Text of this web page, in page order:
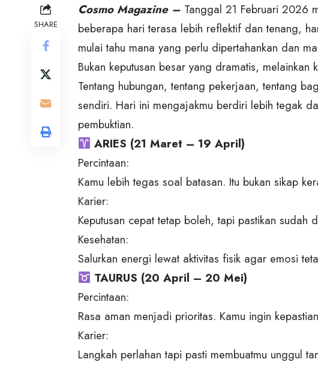
SHARE
Cosmo Magazine – Tanggal 21 Februari 2026
beberapa hari terasa lebih reflektif dan tenang,
mulai tahu mana yang perlu dipertahankan dan
Bukan keputusan besar yang dramatis, melainkan
Tentang hubungan, tentang pekerjaan, tentang
sendiri. Hari ini mengajakmu berdiri lebih tegak
pembuktian.
ARIES (21 Maret – 19 April)
Percintaan:
Kamu lebih tegas soal batasan. Itu bukan sikap
Karier:
Keputusan cepat tetap boleh, tapi pastikan sudah
Kesehatan:
Salurkan energi lewat aktivitas fisik agar emosi
TAURUS (20 April – 20 Mei)
Percintaan:
Rasa aman menjadi prioritas. Kamu ingin
Karier:
Langkah perlahan tapi pasti membuatmu unggul